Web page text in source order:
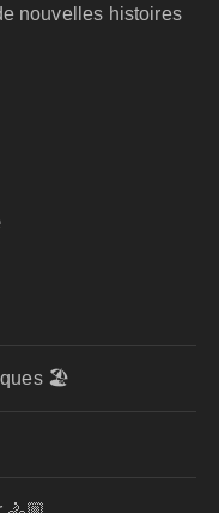
nouvelles histoires
🏖️